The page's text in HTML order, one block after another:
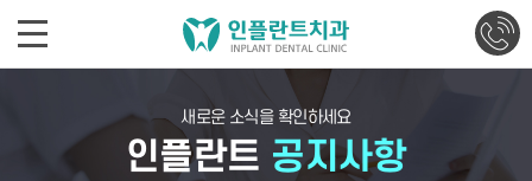
새로운 소식을 확인하세요
인플란트 공지사항